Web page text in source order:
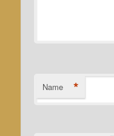
Name *